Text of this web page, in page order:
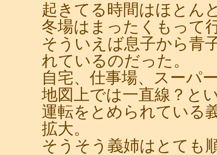
起きてる時間はほとん
冬場はまったくもって
そういえば息子から青
れているのだった。
自宅、仕事場、スーパ
地図上では一直線？と
運転をとめられている
拡大。
そうそう義姉はとても